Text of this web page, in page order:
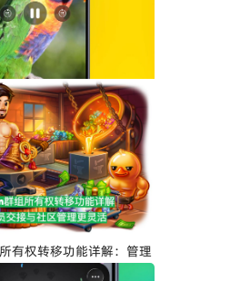
面升级：安卓版全新设
Glass优化与操作体验提
有权转移功能详解：管理
理更灵活